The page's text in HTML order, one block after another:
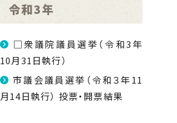
令和3年
□衆議院議員選挙（令和3年
10月31日執行）
市議会議員選挙（令和３年11
月14日執行） 投票・開票結果